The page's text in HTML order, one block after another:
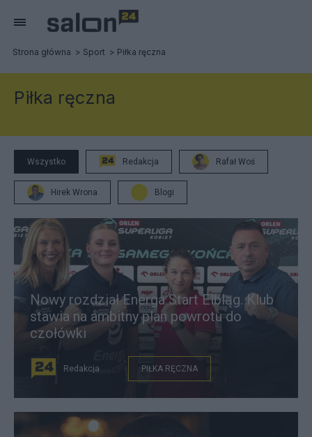
Strona główna Sport Piłka ręczna
Piłka ręczna
Wszystko Redakcja Rafał Woś
Hirek Wrona Blogi
Nowy rozdział Energa Start Elbląg. Klub
stawia na ambitny plan powrotu do
czołówki
Redakcja PIŁKA RĘCZNA